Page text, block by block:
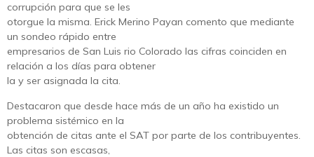
corrupción para que se les
otorgue la misma. Erick Merino Payan comento que mediante
un sondeo rápido entre
empresarios de San Luis rio Colorado las cifras coinciden en
relación a los días para obtener
la y ser asignada la cita.
Destacaron que desde hace más de un año ha existido un
problema sistémico en la
obtención de citas ante el SAT por parte de los contribuyentes.
Las citas son escasas,